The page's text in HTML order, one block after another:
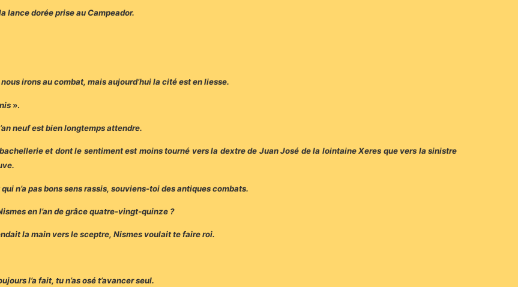
lance dorée prise au Campeador.
irons au combat, mais aujourd’hui la cité est en liesse.
».
neuf est bien longtemps attendre.
et dont le sentiment est moins tourné vers la dextre de Juan José de la lointaine Xeres que vers la sinistre
n’a pas bons sens rassis, souviens-toi des antiques combats.
en l’an de grâce quatre-vingt-quinze ?
la main vers le sceptre, Nismes voulait te faire roi.
l’a fait, tu n’as osé t’avancer seul.